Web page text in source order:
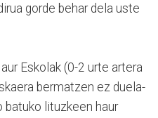
gorde behar dela uste
Eskolak (0-2 urte artera
bermatzen ez duela-
batuko lituzkeen haur